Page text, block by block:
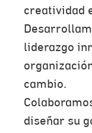
creatividad
liderazgo
cambio.
diseñar su